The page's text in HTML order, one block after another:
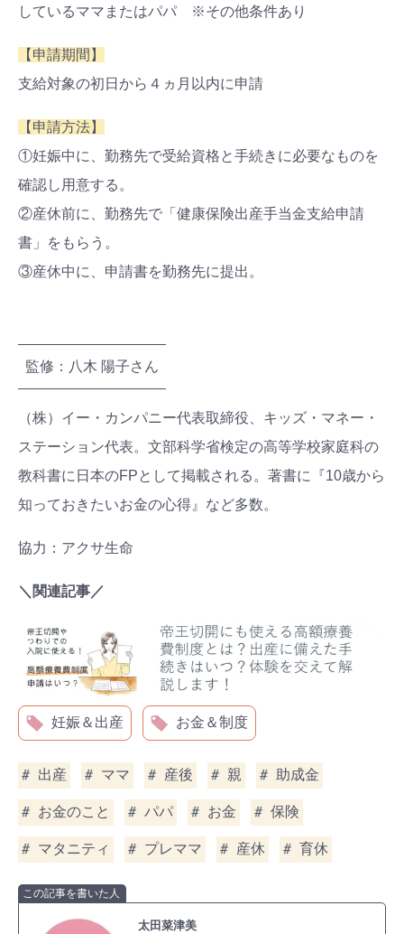
しているママまたはパパ ※その他条件あり
【申請期間】
支給対象の初日から４ヵ月以内に申請
【申請方法】
①妊娠中に、勤務先で受給資格と手続きに必要なものを
確認し用意する。
②産休前に、勤務先で「健康保険出産手当金支給申請
書」をもらう。
③産休中に、申請書を勤務先に提出。
監修：八木 陽子さん
（株）イー・カンパニー代表取締役、キッズ・マネー・
ステーション代表。文部科学省検定の高等学校家庭科の
教科書に日本のFPとして掲載される。著書に『10歳から
知っておきたいお金の心得』など多数。
協力：アクサ生命
＼関連記事／
妊娠＆出産 お金＆制度
出産 ママ 産後 親 助成金
お金のこと パパ お金 保険
マタニティ プレママ 産休 育休
この記事を書いた人
太田菜津美
検索
#プレゼント
#出産準備
#習いごと #発達
#離乳食
キャンペーン
学び 暮らし